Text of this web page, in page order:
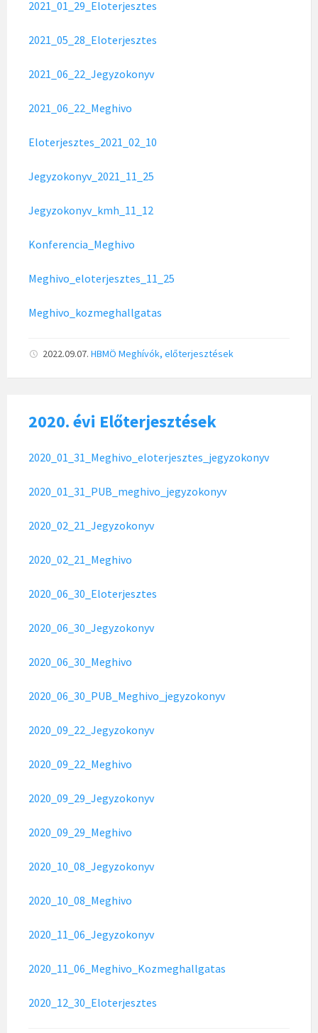
2021_01_29_Eloterjesztes
2021_05_28_Eloterjesztes
2021_06_22_Jegyzokonyv
2021_06_22_Meghivo
Eloterjesztes_2021_02_10
Jegyzokonyv_2021_11_25
Jegyzokonyv_kmh_11_12
Konferencia_Meghivo
Meghivo_eloterjesztes_11_25
Meghivo_kozmeghallgatas
2022.09.07. HBMÖ Meghívók, előterjesztések
2020. évi Előterjesztések
2020_01_31_Meghivo_eloterjesztes_jegyzokonyv
2020_01_31_PUB_meghivo_jegyzokonyv
2020_02_21_Jegyzokonyv
2020_02_21_Meghivo
2020_06_30_Eloterjesztes
2020_06_30_Jegyzokonyv
2020_06_30_Meghivo
2020_06_30_PUB_Meghivo_jegyzokonyv
2020_09_22_Jegyzokonyv
2020_09_22_Meghivo
2020_09_29_Jegyzokonyv
2020_09_29_Meghivo
2020_10_08_Jegyzokonyv
2020_10_08_Meghivo
2020_11_06_Jegyzokonyv
2020_11_06_Meghivo_Kozmeghallgatas
2020_12_30_Eloterjesztes